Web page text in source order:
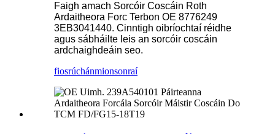
Faigh amach Sorcóir Coscáin Roth
Ardaitheora Forc Terbon OE 8776249
3EB3041440. Cinntigh oibríochtaí réidhe
agus sábháilte leis an sorcóir coscáin
ardchaighdeáin seo.
fiosrúchánmionsonraí